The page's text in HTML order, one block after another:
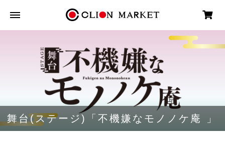
舞台(ステージ)「不機嫌なモノノケ庵 」